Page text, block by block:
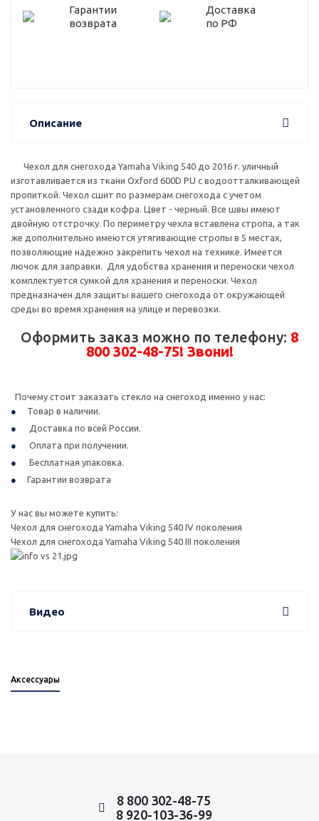
Гарантии
возврата
Доставка
по РФ
Описание
Чехол для снегохода Yamaha Viking 540 до 2016 г. уличный
изготавливается из ткани Oxford 600D PU с водоотталкивающей
пропиткой. Чехол сшит по размерам снегохода с учетом
установленного сзади кофра. Цвет - черный. Все швы имеют
двойную отстрочку. По периметру чехла вставлена стропа, а так
же дополнительно имеются утягивающие стропы в 5 местах,
позволяющие надежно закрепить чехол на технике. Имеется
лючок для заправки. Для удобства хранения и переноски чехол
комплектуется сумкой для хранения и переноски. Чехол
предназначен для защиты вашего снегохода от окружающей
среды во время хранения на улице и перевозки.
Оформить заказ можно по телефону: 8
800 302-48-75! Звони!
Почему стоит заказать стекло на снегоход именно у нас:
Товар в наличии.
Доставка по всей России.
Оплата при получении.
Бесплатная упаковка.
Гарантии возврата
У нас вы можете купить:
Чехол для снегохода Yamaha Viking 540 IV поколения
Чехол для снегохода Yamaha Viking 540 III поколения
Видео
Аксессуары
8 800 302-48-75
8 920-103-36-99